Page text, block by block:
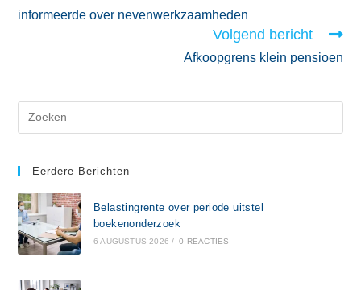
informeerde over nevenwerkzaamheden
Volgend bericht
Afkoopgrens klein pensioen
Eerdere Berichten
Belastingrente over periode uitstel
boekenonderzoek
6 AUGUSTUS 2026 / 0 REACTIES